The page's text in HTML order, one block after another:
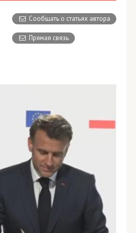
Сообщать о статьях автора
Прямая связь